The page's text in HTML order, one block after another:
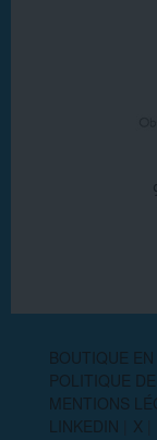
BOUTIQUE
POLITIQUE
MENTIONS
LINKEDIN
X